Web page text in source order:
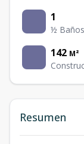
1
½ Baños
142 M²
Resumen